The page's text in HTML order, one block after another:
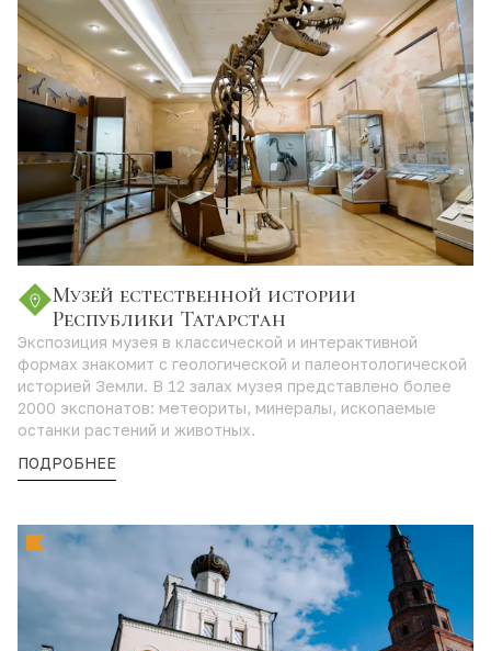
Музей естественной истории
Республики Татарстан
Экспозиция музея в классической и интерактивной
формах знакомит с геологической и палеонтологической
историей Земли. В 12 залах музея представлено более
2000 экспонатов: метеориты, минералы, ископаемые
останки растений и животных.
ПОДРОБНЕЕ